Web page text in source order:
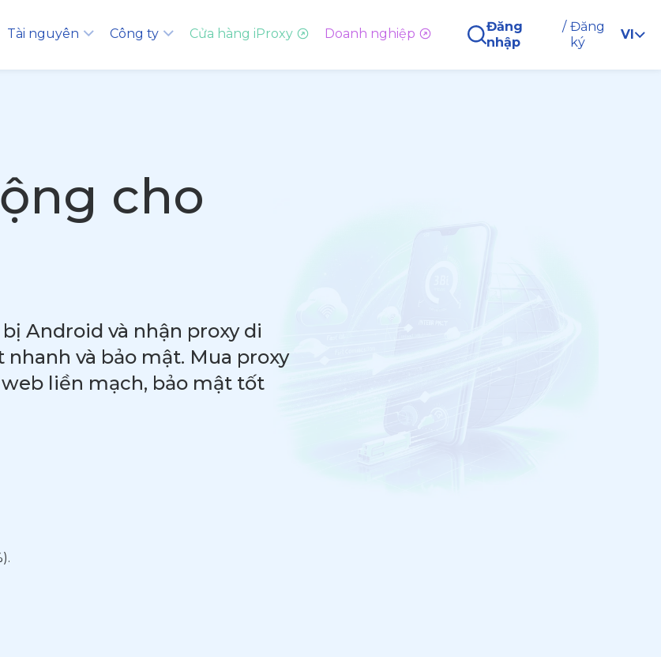
Tài nguyên Công ty Cửa hàng iProxy Doanh nghiệp
Đăng
nhập
/ Đăng
ký
VI
cho
Android và nhận proxy di
nhanh và bảo mật. Mua proxy
liền mạch, bảo mật tốt